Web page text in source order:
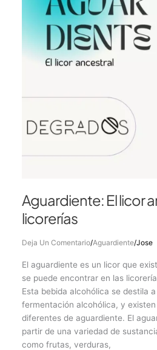
Aguardiente: El licor
licorerías
Deja Un Comentario/Aguardiente/Jose
El aguardiente es un licor que
se puede encontrar en las
Esta bebida alcohólica se destila
fermentación alcohólica, y
diferentes de aguardiente. El
partir de una variedad de
como frutas, verduras,